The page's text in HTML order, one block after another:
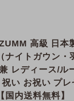
高級 日本
ナイトガウン・
レディース/ル
い お祝い プ
国内送料無料】